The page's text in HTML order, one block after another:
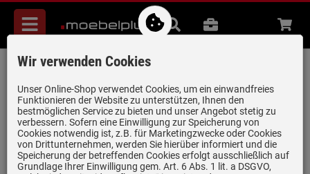
Menü
Suche
B2B Beratung
Amica EHC 209 001 EC Set EH 923 640
E Einbauherd + EC 744 100 C
Glaskeramikkochfeld
Artikel-Nummer:19973599 | Herstellernummer:811313 |
EAN:4040729501590
Wir verwenden Cookies
Unser Online-Shop verwendet Cookies, um ein einwandfreies
Funktionieren der Website zu unterstützen, Ihnen den
bestmöglichen Service zu bieten und unser Angebot stetig zu
verbessern. Sofern eine Einwilligung zur Speicherung von
Cookies notwendig ist, z.B. für Marketingzwecke oder Cookies
von Drittunternehmen, werden Sie hierüber informiert und die
Speicherung der betreffenden Cookies erfolgt ausschließlich auf
Grundlage Ihrer Einwilligung gem. Art. 6 Abs. 1 lit. a DSGVO,